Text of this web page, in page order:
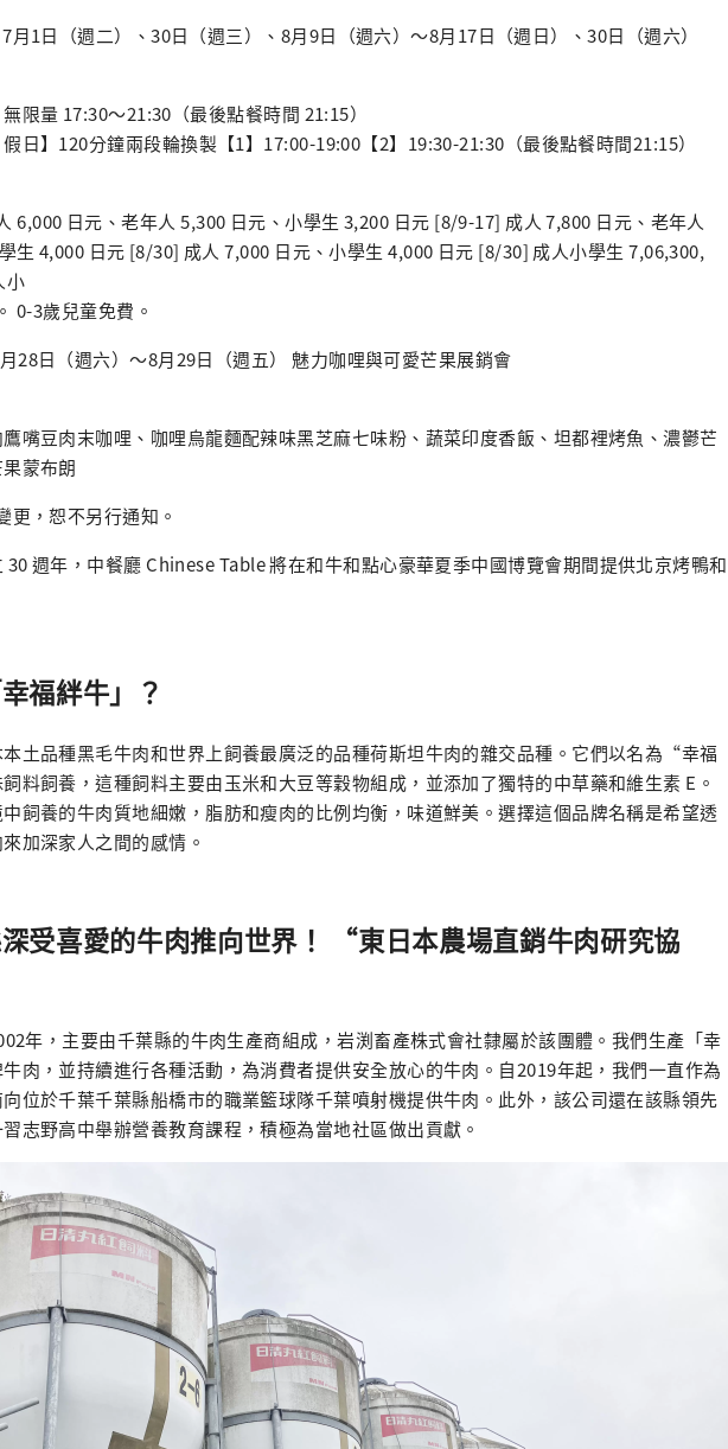
7月1日（週二）、30日（週三）、8月9日（週六）～8月17日（週日）、30日（週六）
無限量 17:30～21:30（最後點餐時間 21:15）
假日】120分鐘兩段輪換製【1】17:00-19:00【2】19:30-21:30（最後點餐時間21:15）
6,000 日元、老年人 5,300 日元、小學生 3,200 日元 [8/9-17] 成人 7,800 日元、老年人
生 4,000 日元 [8/30] 成人 7,000 日元、小學生 4,000 日元 [8/30] 成人小學生 7,06,300,
小
0-3歲兒童免費。
28日（週六）～8月29日（週五） 魅力咖哩與可愛芒果展銷會
嘴豆肉末咖哩、咖哩烏龍麵配辣味黑芝麻七味粉、蔬菜印度香飯、坦都裡烤魚、濃鬱芒
蒙布朗
更，恕不另行通知。
30 週年，中餐廳 Chinese Table 將在和牛和點心豪華夏季中國博覽會期間提供北京烤鴨和
福絆牛」？
土品種黑毛牛肉和世界上飼養最廣泛的品種荷斯坦牛肉的雜交品種。它們以名為“幸福
料飼養，這種飼料主要由玉米和大豆等穀物組成，並添加了獨特的中草藥和維生素 E。
飼養的牛肉質地細嫩，脂肪和瘦肉的比例均衡，味道鮮美。選擇這個品牌名稱是希望透
加深家人之間的感情。
受喜愛的牛肉推向世界！ “東日本農場直銷牛肉研究協
年，主要由千葉縣的牛肉生產商組成，岩渕畜產株式會社隸屬於該團體。我們生產「幸
肉，並持續進行各種活動，為消費者提供安全放心的牛肉。自2019年起，我們一直作為
位於千葉千葉縣船橋市的職業籃球隊千葉噴射機提供牛肉。此外，該公司還在該縣領先
志野高中舉辦營養教育課程，積極為​​當地社區做出貢獻。